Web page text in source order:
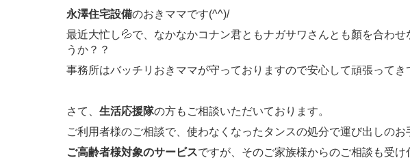
永澤住宅設備のおきママです(^^)/
最近大忙し💦で、なかなかコナン君ともナガサワさんとも顏を合わ
うか？？
事務所はバッチリおきママが守っておりますので安心して頑張っ
さて、 生活応援隊の方もご相談いただいております。
ご利用者様のご相談で、使わなくなったタンスの処分で運び出しのお
ご高齢者様対象のサービスですが、そのご家族様からのご相談も受